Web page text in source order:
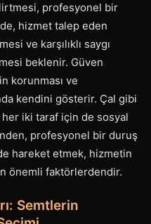
profesyonel bir
hizmet talep eden
ve karşılıklı saygı
beklenir. Güven
korunması ve
kendini gösterir. Çal gibi
iki taraf için de sosyal
profesyonel bir duruş
hareket etmek, hizmetin
önemli faktörlerdendir.
Semtlerin